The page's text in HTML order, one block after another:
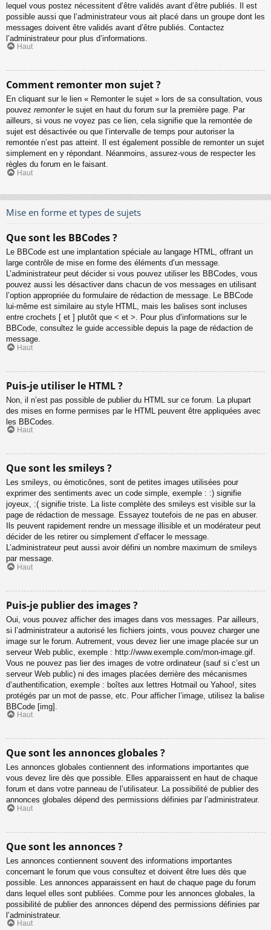
lequel vous postez nécessitent d’être validés avant d’être publiés. Il est
possible aussi que l’administrateur vous ait placé dans un groupe dont les
messages doivent être validés avant d’être publiés. Contactez
l’administrateur pour plus d’informations.
Haut
Comment remonter mon sujet ?
En cliquant sur le lien « Remonter le sujet » lors de sa consultation, vous
pouvez remonterle sujet en haut du forum sur la première page. Par
ailleurs, si vous ne voyez pas ce lien, cela signifie que la remontée de
sujet est désactivée ou que l’intervalle de temps pour autoriser la
remontée n’est pas atteint. Il est également possible de remonter un sujet
simplement en y répondant. Néanmoins, assurez-vous de respecter les
règles du forum en le faisant.
Haut
Mise en forme et types de sujets
Que sont les BBCodes ?
Le BBCode est une implantation spéciale au langage HTML, offrant un
large contrôle de mise en forme des éléments d’un message.
L’administrateur peut décider si vous pouvez utiliser les BBCodes, vous
pouvez aussi les désactiver dans chacun de vos messages en utilisant
l’option appropriée du formulaire de rédaction de message. Le BBCode
lui-même est similaire au style HTML, mais les balises sont incluses
entre crochets [ et ] plutôt que < et >. Pour plus d’informations sur le
BBCode, consultez le guide accessible depuis la page de rédaction de
message.
Haut
Puis-je utiliser le HTML ?
Non, il n’est pas possible de publier du HTML sur ce forum. La plupart
des mises en forme permises par le HTML peuvent être appliquées avec
les BBCodes.
Haut
Que sont les smileys ?
Les smileys, ou émoticônes, sont de petites images utilisées pour
exprimer des sentiments avec un code simple, exemple : :) signifie
joyeux, :( signifie triste. La liste complète des smileys est visible sur la
page de rédaction de message. Essayez toutefois de ne pas en abuser.
Ils peuvent rapidement rendre un message illisible et un modérateur peut
décider de les retirer ou simplement d’effacer le message.
L’administrateur peut aussi avoir défini un nombre maximum de smileys
par message.
Haut
Puis-je publier des images ?
Oui, vous pouvez afficher des images dans vos messages. Par ailleurs,
si l’administrateur a autorisé les fichiers joints, vous pouvez charger une
image sur le forum. Autrement, vous devez lier une image placée sur un
serveur Web public, exemple : http://www.exemple.com/mon-image.gif.
Vous ne pouvez pas lier des images de votre ordinateur (sauf si c’est un
serveur Web public) ni des images placées derrière des mécanismes
d’authentification, exemple : boîtes aux lettres Hotmail ou Yahoo!, sites
protégés par un mot de passe, etc. Pour afficher l’image, utilisez la balise
BBCode [img].
Haut
Que sont les annonces globales ?
Les annonces globales contiennent des informations importantes que
vous devez lire dès que possible. Elles apparaissent en haut de chaque
forum et dans votre panneau de l’utilisateur. La possibilité de publier des
annonces globales dépend des permissions définies par l’administrateur.
Haut
Que sont les annonces ?
Les annonces contiennent souvent des informations importantes
concernant le forum que vous consultez et doivent être lues dès que
possible. Les annonces apparaissent en haut de chaque page du forum
dans lequel elles sont publiées. Comme pour les annonces globales, la
possibilité de publier des annonces dépend des permissions définies par
l’administrateur.
Haut